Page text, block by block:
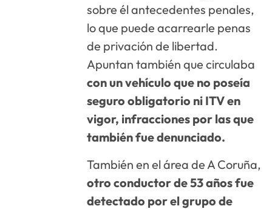
sobre él antecedentes penales,
lo que puede acarrearle penas
de privación de libertad.
Apuntan también que circulaba
con un vehículo que no poseía
seguro obligatorio ni ITV en
vigor, infracciones por las que
también fue denunciado.
También en el área de A Coruña,
otro conductor de 53 años fue
detectado por el grupo de